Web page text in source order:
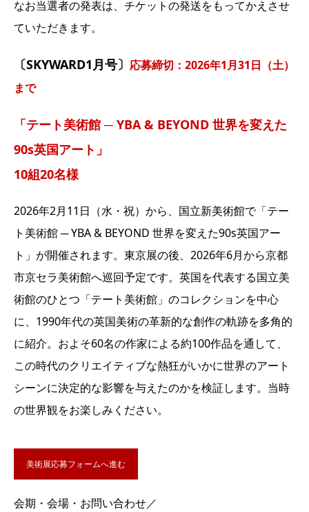
なお当選者の発表は、チケットの発送をもってかえさせ
ていただきます。
〔SKYWARD1月号〕 応募締切：2026年1月31日（土）
まで
「テート美術館 ─ YBA & BEYOND 世界を変えた
90s英国アート」
10組20名様
2026年2月11日（水・祝）から、国立新美術館で「テー
ト美術館 ─ YBA & BEYOND 世界を変えた90s英国アー
ト」が開催されます。東京展の後、2026年6月から京都
市京セラ美術館へ巡回予定です。英国を代表する国立美
術館のひとつ「テート美術館」のコレクションを中心
に、1990年代の英国美術の革新的な創作の軌跡を多角的
に紹介。およそ60名の作家による約100作品を通して、
この時代のクリエイティブな熱狂がいかに世界のアート
シーンに決定的な影響を与えたのかを検証します。当時
の世界観をお楽しみください。
美術展応募フォームへ進む
会期・会場・お問い合わせ／